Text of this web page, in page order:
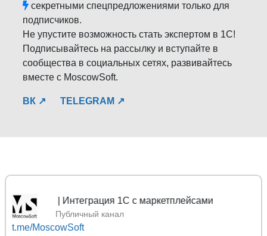
секретными спецпредложениями только для
подписчиков.
Не упустите возможность стать экспертом в 1С!
Подписывайтесь на рассылку и вступайте в
сообщества в социальных сетях, развивайтесь
вместе с MoscowSoft.
ВК ↗ TELEGRAM ↗
| Интеграция 1С с маркетплейсами
Публичный канал
t.me/MoscowSoft